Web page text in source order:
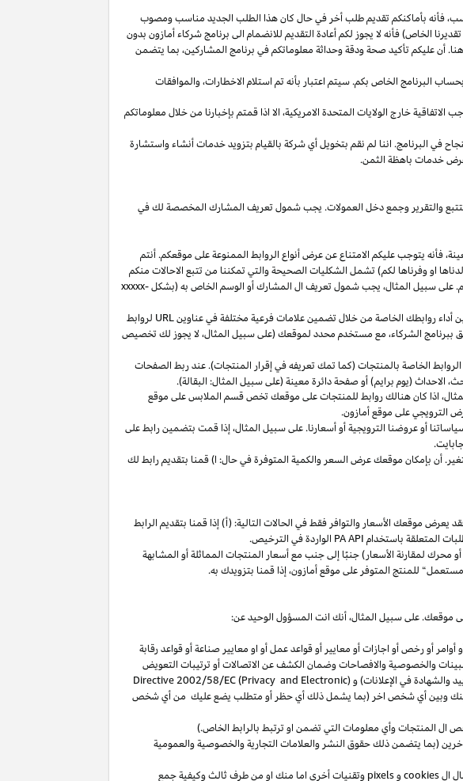
فأنه بأماكنكم تقديم طلب أخر في حال كان هذا الطلب الجديد مناسب ومصوب
الخاص)فأنه لا يجوز لكم أعادة التقديم للانضمام الى برنامج شركاء أمازون بدون
أن عليكم تأكيد صحة ودقة وحداثة معلوماتكم في برنامج المشاركين، بما يتضمن
البرنامج الخاص بكم. سيتم اعتبار بأنه تم استلام الاخطارات،والموافقات
الاتفاقيةخارج الولايات المتحدة الامريكية، الا اذا قمتم بإخبارنا من خلال معلوماتكم
في البرنامج. اننا لم نقم بتخويل أي شركة بالقيام بتزويد خدمات أنشاء واستشارة
خدمات باهظة الثمن.
والتقرير وجمع دخل العمولات. يجب شمول تعريف المشارك المخصصة لك في
فأنه يتوجب عليكم الامتناع عن عرض أنواع الروابط الممنوعة على موقعكم. أنتم
او وفرناها لكم) تشمل الشكليات الصحيحة والتي تمكننا من تتبع الاحالات منكم
على سبيل المثال، يجب شمول تعريف ال المشارك أو الوسم الخاص به (بشكلxxxxx-
أداء روابطك الخاصة من خلال تضمين علامات فرعية مختلفة في عناوينURL لروابط
ببرنامج الشركاء، مع مستخدم محدد لموقعك (على سبيل المثال، لا يجوز لك تخصيص
الخاصة بالمنتجات (كما تمك تعريفه في إقرار المنتجات). عند ربط الصفحات
الاحداث (يوم برايم) أو صفحة دائرة معينة (على سبيل المثال: البقالة).
اذا كان هنالك روابط للمنتجات على موقعك تخص قسم الملابس على موقع
أوعروضنا الترويجيةأوأسعارنا.علىسبيل المثال،إذا قمت بتضمينرابطعلى
.
أن بإمكان موقعك عرض السعر والكمية المتوفرة في حال: ا) قمنا بتقديم رابط لك
موقعك الأسعار والتوافر فقط في الحالات التالية: (أ) إذا قمنا بتقديم الرابط
المتعلقة باستخدام الواردة في الترخيص.
أو محرك لمقارنة الأسعار)جنبًا إلىجنب معأسعار المنتجات المماثلةأو المشابهة
مستعمل“ للمنتج المتوفر على موقعأمازون، إذا قمنا بتزويدك به.
موقعك. على سبيل المثال،أنك انت المسؤول الوحيد عن:
أو رخص أو اجازات أو معايير أو قواعد عمل أو او معايير صناعة أو قواعد رقابة
والخصوصيةوالافصاحاتوضمان الكشف عن الاتصالات أو ترتيبات التعويض
والشهادة في الإعلانات) و (Directive 2002/58/EC (Privacy and Electronic
بينك وبين أي شخص اخر (بما يشمل ذلك أي حظر أو متطلب يضع عليك من أي شخص
المنتجات وأي معلومات التي تضمن او ترتبط بالرابط الخاص.)
(بما يتضمن ذلك حقوق النشر والعلامات التجارية والخصوصية والعمومية
الcookiesوpixels وتقنيات أخرى اما منك او من طرف ثالث وكيفية جمع